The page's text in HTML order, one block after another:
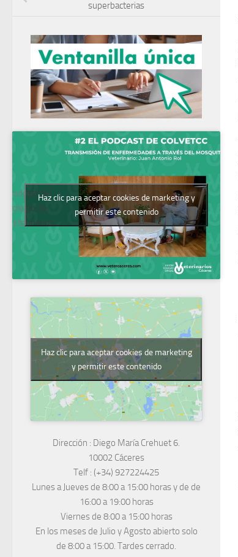
superbacterias
Podcast del
Colegio de
Veterinarios
Haz clic para aceptar cookies de marketing y
permitir este contenido
Haz clic para aceptar cookies de marketing
y permitir este contenido
Dirección : Diego María Crehuet 6.
10002 Cáceres
Telf : (+34) 927224425
Lunes a Jueves de 8:00 a 15:00 horas y de de
16:00 a 19:00 horas
Viernes de 8:00 a 15:00 horas
En los meses de Julio y Agosto abierto solo
de 8:00 a 15:00. Tardes cerrado.